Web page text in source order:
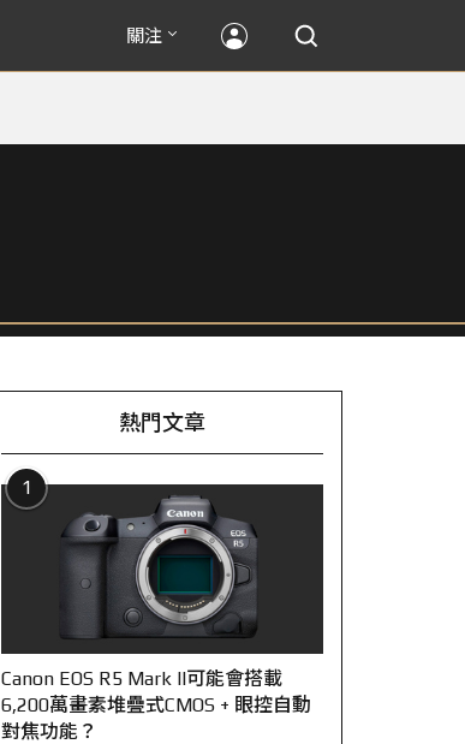
關注
熱門文章
1
Canon EOS R5 Mark II可能會搭載
6,200萬畫素堆疊式CMOS + 眼控自動
對焦功能？